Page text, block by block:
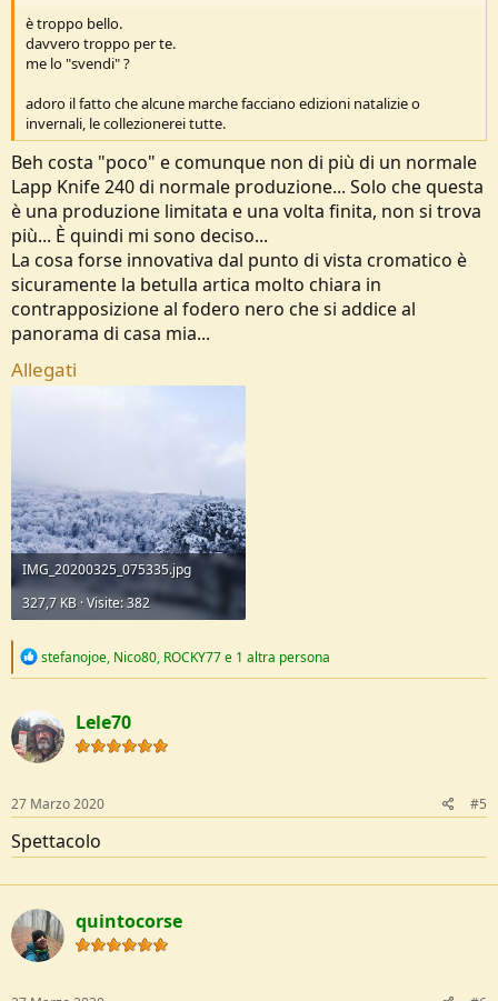
è troppo bello.
davvero troppo per te.
me lo "svendi" ?
adoro il fatto che alcune marche facciano edizioni natalizie o
invernali, le collezionerei tutte.
Beh costa "poco" e comunque non di più di un normale
Lapp Knife 240 di normale produzione... Solo che questa
è una produzione limitata e una volta finita, non si trova
più... È quindi mi sono deciso...
La cosa forse innovativa dal punto di vista cromatico è
sicuramente la betulla artica molto chiara in
contrapposizione al fodero nero che si addice al
panorama di casa mia...
Allegati
IMG_20200325_075335.jpg
327,7 KB · Visite: 382
R
c
t
i
o
s
:
stefanojoe, Nico80, ROCKY77e 1 altra persona
Lele70
27 Marzo 2020 #5
Spettacolo
quintocorse